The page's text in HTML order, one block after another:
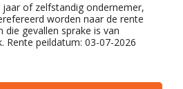
of zelfstandig ondernemer,
worden naar de rente
die gevallen sprake is van
Rente peildatum: 03-07-2026